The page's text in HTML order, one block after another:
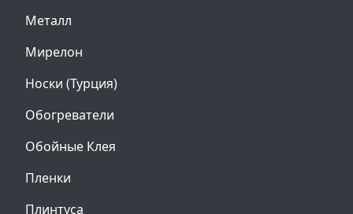
Металл
Мирелон
Носки (Турция)
Обогреватели
Обойные Клея
Пленки
Плинтуса